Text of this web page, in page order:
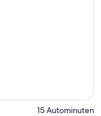
‪15 Autominuten‬